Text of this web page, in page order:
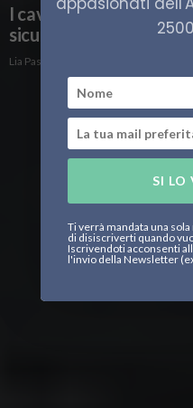
I cavi sottomarini,
sicurezza in Artico
Lia Pasqualini Stani
SI LO
Ti verrà mandata una
di disiscriverti quando
Iscrivendoti acconsenti
l'invio della Newsletter